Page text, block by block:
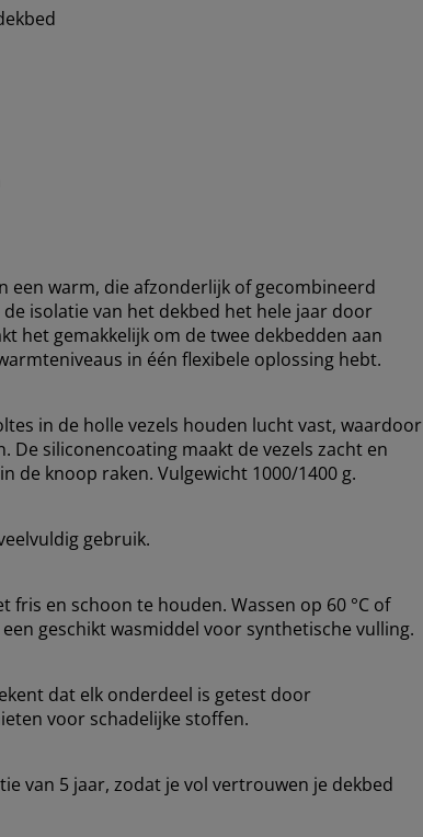
een warm, die afzonderlijk of gecombineerd
isolatie van het dekbed het hele jaar door
het gemakkelijk om de twee dekbedden aan
in één flexibele oplossing hebt.
in de holle vezels houden lucht vast, waardoor
siliconencoating maakt de vezels zacht en
de knoop raken. Vulgewicht 1000/1400 g.
gebruik.
fris en schoon te houden. Wassen op 60 °C of
geschikt wasmiddel voor synthetische vulling.
dat elk onderdeel is getest door
voor schadelijke stoffen.
van 5 jaar, zodat je vol vertrouwen je dekbed